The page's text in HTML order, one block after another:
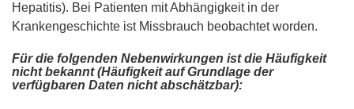
Hepatitis). Bei Patienten mit Abhängigkeit in der
Krankengeschichte ist Missbrauch beobachtet worden.
Für die folgenden Nebenwirkungen ist die Häufigkeit
nicht bekannt (Häufigkeit auf Grundlage der
verfügbaren Daten nicht abschätzbar):